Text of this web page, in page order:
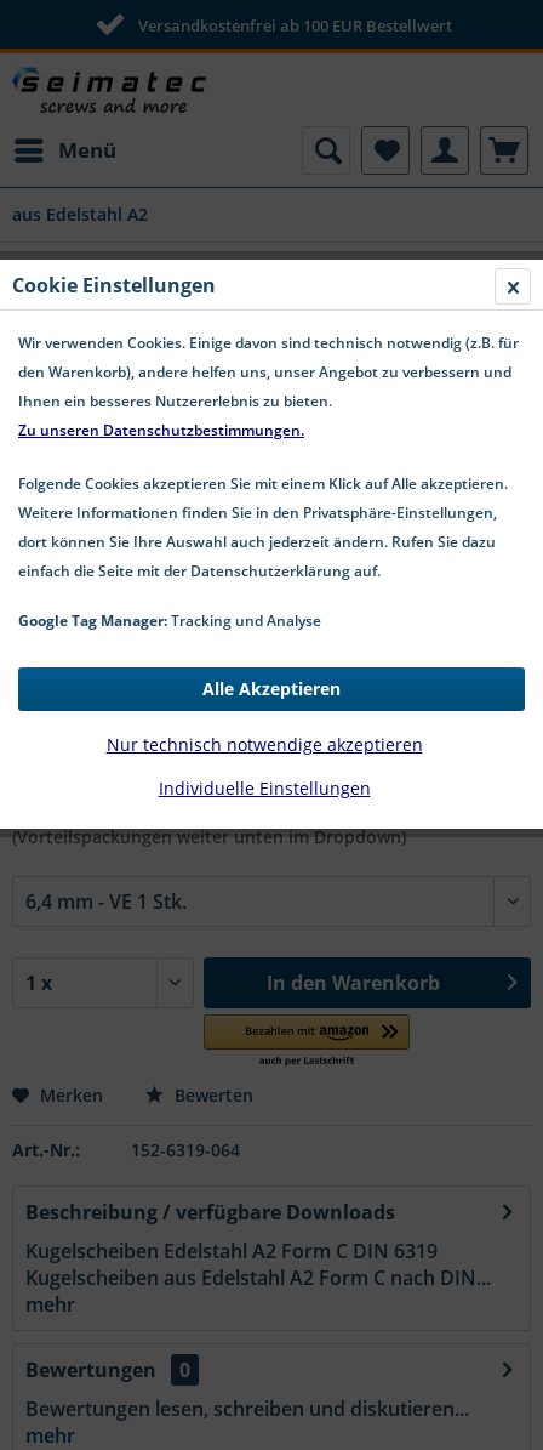
Versandkostenfrei ab 100 EUR Bestellwert
Menü
aus Edelstahl A2
Kugelscheiben A2 Form C DIN 6319
0,51 € *
zzgl. Versandkosten
Einzelstück oder Vorteilspackung wählen
(Vorteilspackungen weiter unten im Dropdown)
In den Warenkorb
Merken Bewerten
Art.-Nr.: 152-6319-064
Beschreibung / verfügbare Downloads
Kugelscheiben Edelstahl A2 Form C DIN 6319
Kugelscheiben aus Edelstahl A2 Form C nach DIN...
mehr
Bewertungen
0
Bewertungen lesen, schreiben und diskutieren...
mehr
Cookie Einstellungen
Wir verwenden Cookies. Einige davon sind technisch notwendig (z.B. für
den Warenkorb), andere helfen uns, unser Angebot zu verbessern und
Ihnen ein besseres Nutzererlebnis zu bieten.
Zu unseren Datenschutzbestimmungen.
Folgende Cookies akzeptieren Sie mit einem Klick auf Alle akzeptieren.
Weitere Informationen finden Sie in den Privatsphäre-Einstellungen,
dort können Sie Ihre Auswahl auch jederzeit ändern. Rufen Sie dazu
einfach die Seite mit der Datenschutzerklärung auf.
Google Tag Manager:Tracking und Analyse
Individuelle Einstellungen
Nur technisch notwendige akzeptieren
Alle Akzeptieren